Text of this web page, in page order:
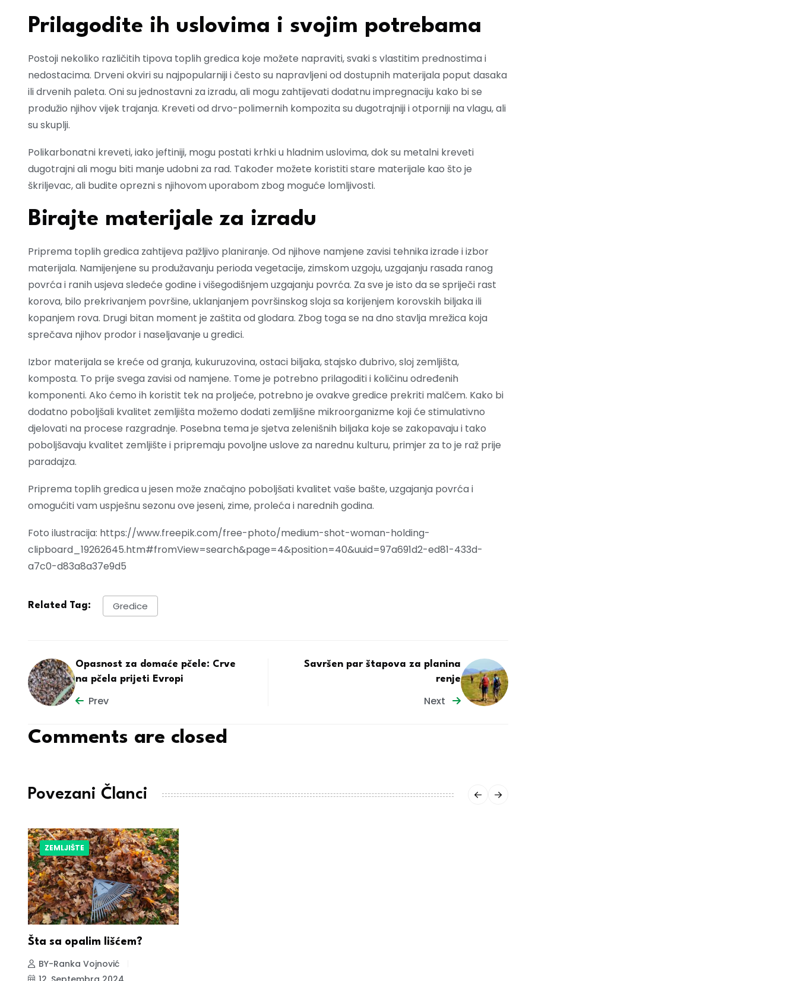
Prilagodite ih uslovima i svojim potrebama
Postoji nekoliko različitih tipova toplih gredica koje možete napraviti, svaki s vlastitim prednostima i
nedostacima. Drveni okviri su najpopularniji i često su napravljeni od dostupnih materijala poput dasaka
ili drvenih paleta. Oni su jednostavni za izradu, ali mogu zahtijevati dodatnu impregnaciju kako bi se
produžio njihov vijek trajanja. Kreveti od drvo-polimernih kompozita su dugotrajniji i otporniji na vlagu, ali
su skuplji.
Polikarbonatni kreveti, iako jeftiniji, mogu postati krhki u hladnim uslovima, dok su metalni kreveti
dugotrajni ali mogu biti manje udobni za rad. Također možete koristiti stare materijale kao što je
škriljevac, ali budite oprezni s njihovom uporabom zbog moguće lomljivosti.
Birajte materijale za izradu
Priprema toplih gredica zahtijeva pažljivo planiranje. Od njihove namjene zavisi tehnika izrade i izbor
materijala. Namijenjene su produžavanju perioda vegetacije, zimskom uzgoju, uzgajanju rasada ranog
povrća i ranih usjeva sledeće godine i višegodišnjem uzgajanju povrća. Za sve je isto da se spriječi rast
korova, bilo prekrivanjem površine, uklanjanjem površinskog sloja sa korijenjem korovskih biljaka ili
kopanjem rova. Drugi bitan moment je zaštita od glodara. Zbog toga se na dno stavlja mrežica koja
sprečava njihov prodor i naseljavanje u gredici.
Izbor materijala se kreće od granja, kukuruzovina, ostaci biljaka, stajsko đubrivo, sloj zemljišta,
komposta. To prije svega zavisi od namjene. Tome je potrebno prilagoditi i količinu određenih
komponenti. Ako ćemo ih koristit tek na proljeće, potrebno je ovakve gredice prekriti malčem. Kako bi
dodatno poboljšali kvalitet zemljišta možemo dodati zemljišne mikroorganizme koji će stimulativno
djelovati na procese razgradnje. Posebna tema je sjetva zelenišnih biljaka koje se zakopavaju i tako
poboljšavaju kvalitet zemljište i pripremaju povoljne uslove za narednu kulturu, primjer za to je raž prije
paradajza.
Priprema toplih gredica u jesen može značajno poboljšati kvalitet vaše bašte, uzgajanja povrća i
omogućiti vam uspješnu sezonu ove jeseni, zime, proleća i narednih godina.
Foto ilustracija: https://www.freepik.com/free-photo/medium-shot-woman-holding-
clipboard_19262645.htm#fromView=search&page=4&position=40&uuid=97a691d2-ed81-433d-
a7c0-d83a8a37e9d5
Related Tag: Gredice
Opasnost za domaće pčele: Crve
na pčela prijeti Evropi
Prev
Savršen par štapova za planina
renje
Next
Comments are closed
Povezani Članci
ZEMLJIŠTE
Šta sa opalim lišćem?
BY-Ranka Vojnović